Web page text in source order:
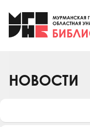
Клуб «Гиря и
Клуб
Коллегам
НОВОСТИ